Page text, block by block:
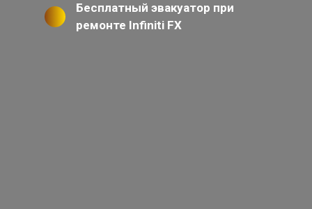
Бесплатный эвакуатор при
ремонте Infiniti FX